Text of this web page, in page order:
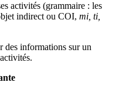
activités (grammaire : les
indirect ou COI, mi, ti,
des informations sur un